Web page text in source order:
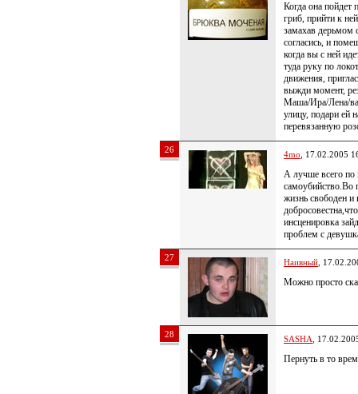
Когда она пойдет
гриб, прийти к
замахав дерьмом
согласись, и
когда вы с ней
туда руку по
движения,
выжди момент,
Маша/Ира/Лена/
улицу, подари ей
перевязанную
26 4mo , 17.02.2005
А лучше всего по
самоубийство.Во
жизнь свободен и
инсценировка
проблем с
27 Наивный ,
Можно просто
28 SASHA ,
Пернуть в то